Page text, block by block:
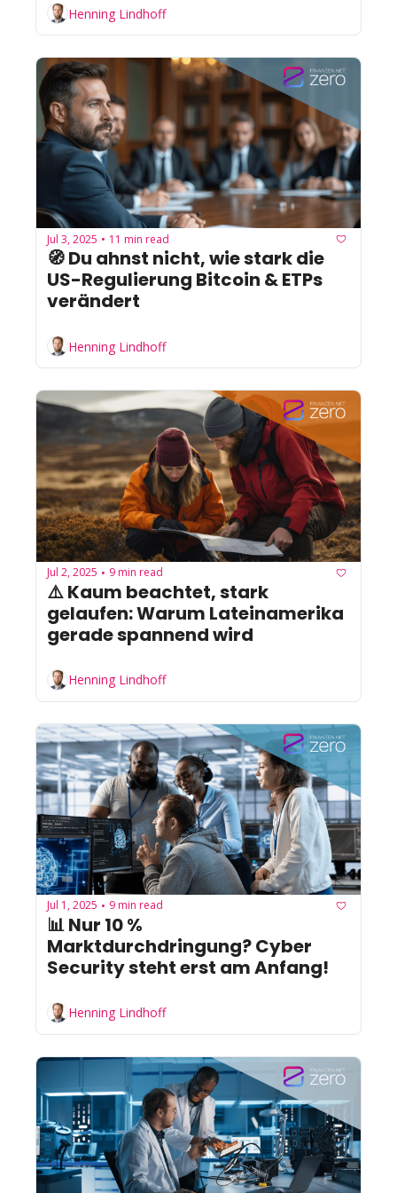
Henning Lindhoff
Jul 3, 2025 • 11 min read
🧭 Du ahnst nicht, wie stark die
US-Regulierung Bitcoin & ETPs
verändert
Henning Lindhoff
Jul 2, 2025 • 9 min read
⚠️ Kaum beachtet, stark
gelaufen: Warum Lateinamerika
gerade spannend wird
Henning Lindhoff
Jul 1, 2025 • 9 min read
📊 Nur 10 %
Marktdurchdringung? Cyber
Security steht erst am Anfang!
Henning Lindhoff